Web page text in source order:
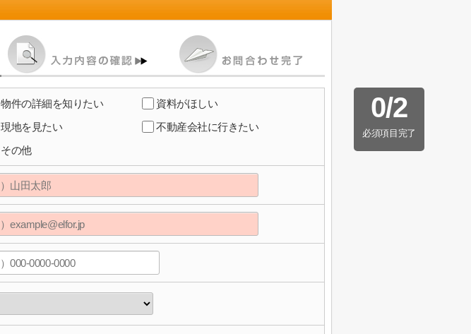
0/2
必須項目完了
物件の詳細を知りたい
資料がほしい
現地を見たい
不動産会社に行きたい
その他